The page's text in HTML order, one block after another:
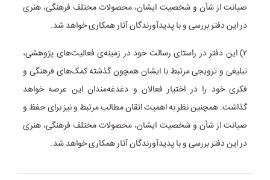
صیانت از شأن و شخصیت ایشان، محصولات مختلف فرهنگی، هنری
در این دفتر بررسی و با پدیدآورندگان آثار همکاری خواهد شد.
۲) این دفتر در راستای رسالت خود در زمینه‌ی فعالیت‌های پژوهشی،
تبلیغی و ترویجی مرتبط با ایشان همچون گذشته کمک‌های فرهنگی و
فکری خود را در اختیار فعالان و دغدغه‌مندان این عرصه خواهد
گذاشت. همچنین نظر به اهمیت اتقان مطالب مرتبط و نیز برای حفظ و
صیانت از شأن و شخصیت ایشان، محصولات مختلف فرهنگی، هنری
در این دفتر بررسی و با پدیدآورندگان آثار همکاری خواهد شد.